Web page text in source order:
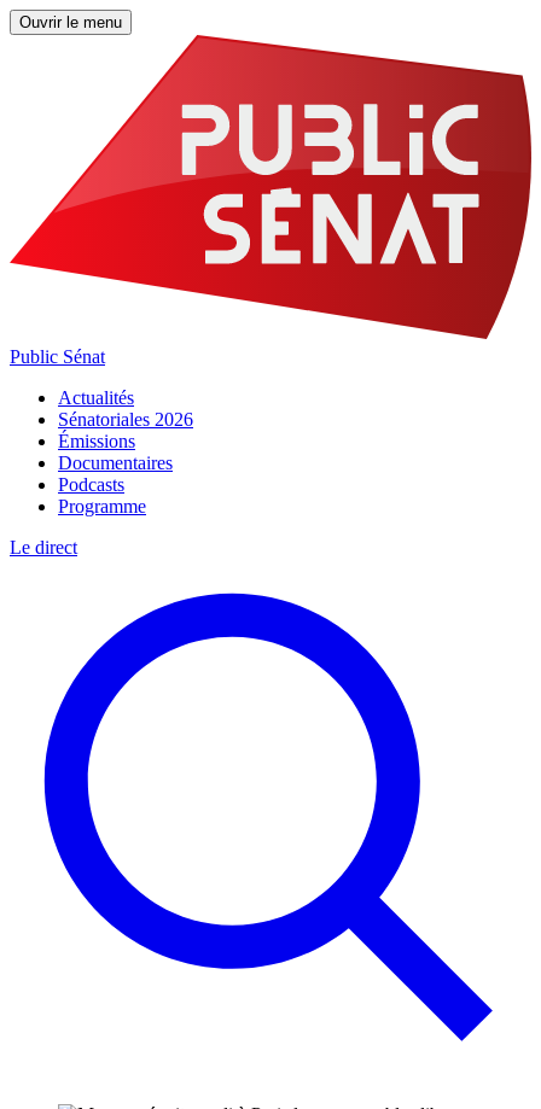
Ouvrir le menu
Public Sénat
Actualités
Sénatoriales 2026
Émissions
Documentaires
Podcasts
Programme
Le direct